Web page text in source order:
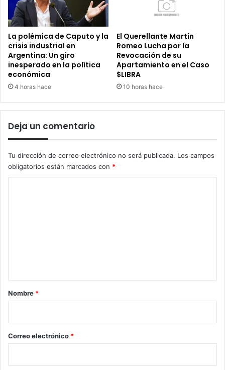
La polémica de Caputo y la
crisis industrial en
Argentina: Un giro
inesperado en la política
económica
4 horas hace
El Querellante Martín
Romeo Lucha por la
Revocación de su
Apartamiento en el Caso
$LIBRA
10 horas hace
Deja un comentario
Tu dirección de correo electrónico no será publicada. Los campos
obligatorios están marcados con *
r
*
Nombre *
Correo electrónico *